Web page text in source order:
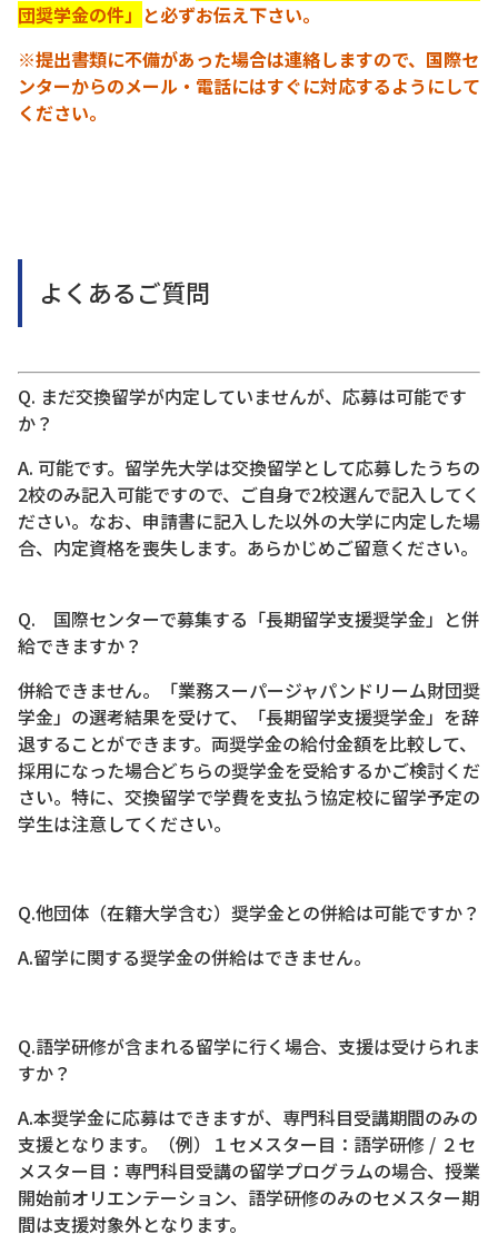
団奨学金の件」 と必ずお伝え下さい。
※提出書類に不備があった場合は連絡しますので、国際セ
ンターからのメール・電話にはすぐに対応するようにして
ください。
よくあるご質問
Q. まだ交換留学が内定していませんが、応募は可能です
か？
A. 可能です。留学先大学は交換留学として応募したうちの
2校のみ記入可能ですので、ご自身で2校選んで記入してく
ださい。なお、申請書に記入した以外の大学に内定した場
合、内定資格を喪失します。あらかじめご留意ください。
Q. 国際センターで募集する「長期留学支援奨学金」と併
給できますか？
併給できません。「業務スーパージャパンドリーム財団奨
学金」の選考結果を受けて、「長期留学支援奨学金」を辞
退することができます。両奨学金の給付金額を比較して、
採用になった場合どちらの奨学金を受給するかご検討くだ
さい。特に、交換留学で学費を支払う協定校に留学予定の
学生は注意してください。
Q.他団体（在籍大学含む）奨学金との併給は可能ですか？
A.留学に関する奨学金の併給はできません。
Q.語学研修が含まれる留学に行く場合、支援は受けられま
すか？
A.本奨学金に応募はできますが、専門科目受講期間のみの
支援となります。（例）１セメスター目：語学研修 / ２セ
メスター目：専門科目受講の留学プログラムの場合、授業
開始前オリエンテーション、語学研修のみのセメスター期
間は支援対象外となります。